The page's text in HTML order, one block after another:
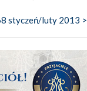
styczeń/luty 2013 >